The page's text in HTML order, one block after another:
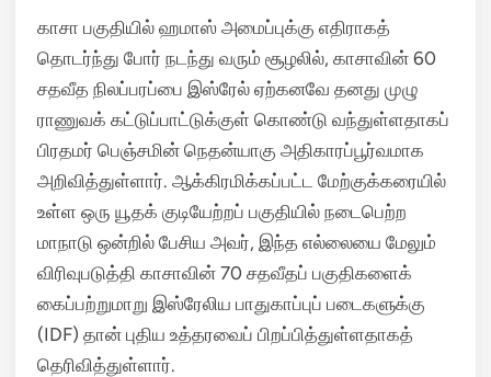
காசா பகுதியில் ஹமாஸ் அமைப்புக்கு எதிராகத்
தொடர்ந்து போர் நடந்து வரும் சூழலில், காசாவின் 60
சதவீத நிலப்பரப்பை இஸ்ரேல் ஏற்கனவே தனது முழு
ராணுவக் கட்டுப்பாட்டுக்குள் கொண்டு வந்துள்ளதாகப்
பிரதமர் பெஞ்சமின் நெதன்யாகு அதிகாரப்பூர்வமாக
அறிவித்துள்ளார். ஆக்கிரமிக்கப்பட்ட மேற்குக்கரையில்
உள்ள ஒரு யூதக் குடியேற்றப் பகுதியில் நடைபெற்ற
மாநாடு ஒன்றில் பேசிய அவர், இந்த எல்லையை மேலும்
விரிவுபடுத்தி காசாவின் 70 சதவீதப் பகுதிகளைக்
கைப்பற்றுமாறு இஸ்ரேலிய பாதுகாப்புப் படைகளுக்கு
(IDF) தான் புதிய உத்தரவைப் பிறப்பித்துள்ளதாகத்
தெரிவித்துள்ளார்.